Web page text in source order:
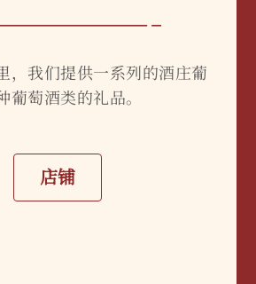
，我们提供一系列的酒庄葡
萄酒类的礼品。
店铺